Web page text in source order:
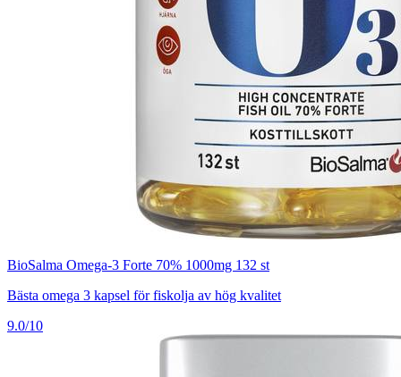
BioSalma Omega-3 Forte 70% 1000mg 132 st
Bästa omega 3 kapsel för fiskolja av hög kvalitet
9.0/10